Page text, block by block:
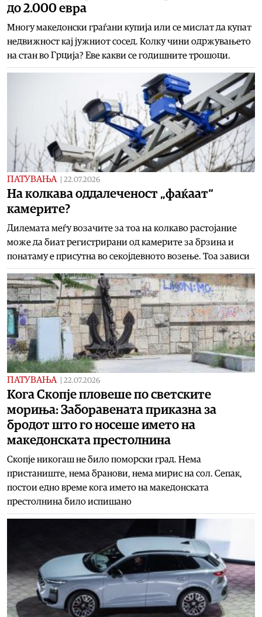
до 2.000 евра
Многу македонски граѓани купија или се мислат да купат
недвижност кај јужниот сосед. Колку чини одржувањето
на стан во Грција? Еве какви се годишните трошоци.
ПАТУВАЊА 22.07.2026
На колкава оддалеченост „фаќаат“
камерите?
Дилемата меѓу возачите за тоа на колкаво растојание
може да биат регистрирани од камерите за брзина и
понатаму е присутна во секојдевното возење. Тоа зависи
ПАТУВАЊА 22.07.2026
Кога Скопје пловеше по светските
мориња: Заборавената приказна за
бродот што го носеше името на
македонската престолнина
Скопје никогаш не било поморски град. Нема
пристаниште, нема бранови, нема мирис на сол. Сепак,
постои едно време кога името на македонската
престолнина било испишано